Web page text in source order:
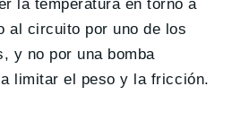
la temperatura en torno a
al circuito por uno de los
y no por una bomba
limitar el peso y la fricción.